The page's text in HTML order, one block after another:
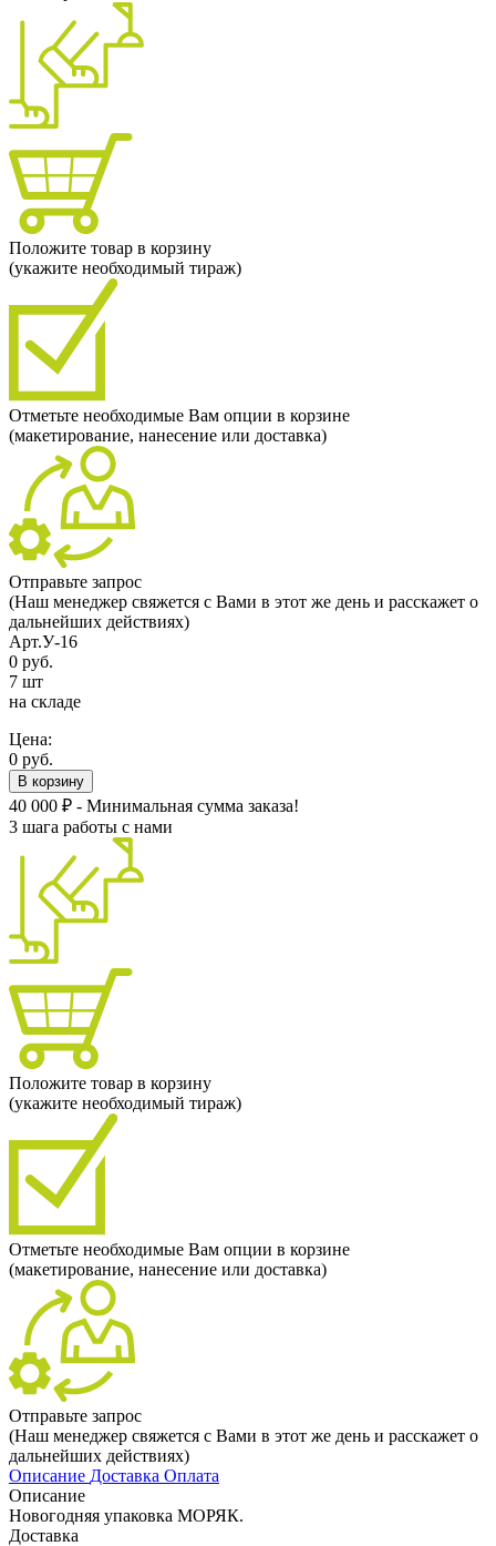
Положите товар в корзину
(укажите необходимый тираж)
Отметьте необходимые Вам опции в корзине
(макетирование, нанесение или доставка)
Отправьте запрос
(Наш менеджер свяжется с Вами в этот же день и расскажет о
дальнейших действиях)
Арт.У-16
0 руб.
7 шт
на складе
Цена:
0 руб.
В корзину
40 000 ₽ - Минимальная сумма заказа!
3 шага работы с нами
Положите товар в корзину
(укажите необходимый тираж)
Отметьте необходимые Вам опции в корзине
(макетирование, нанесение или доставка)
Отправьте запрос
(Наш менеджер свяжется с Вами в этот же день и расскажет о
дальнейших действиях)
Описание Доставка Оплата
Описание
Новогодняя упаковка МОРЯК.
Доставка